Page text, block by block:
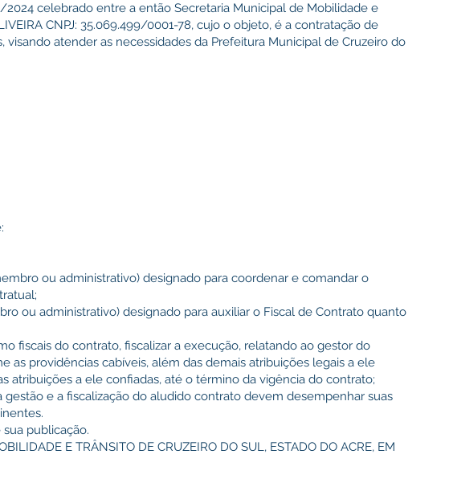
celebrado entre a então Secretaria Municipal de Mobilidade e
CNPJ: 35.069.499/0001-78, cujo o objeto, é a contratação de
atender as necessidades da Prefeitura Municipal de Cruzeiro do
ou administrativo) designado para coordenar e comandar o
ou administrativo) designado para auxiliar o Fiscal de Contrato quanto
fiscais do contrato, fiscalizar a execução, relatando ao gestor do
as providências cabíveis, além das demais atribuições legais a ele
atribuições a ele confiadas, até o término da vigência do contrato;
gestão e a fiscalização do aludido contrato devem desempenhar suas
publicação.
E TRÂNSITO DE CRUZEIRO DO SUL, ESTADO DO ACRE, EM